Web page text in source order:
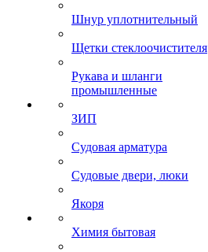
Шнур уплотнительный
Щетки стеклоочистителя
Рукава и шланги
промышленные
ЗИП
Судовая арматура
Судовые двери, люки
Якоря
Химия бытовая